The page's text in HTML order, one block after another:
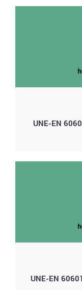
UNE-EN
UNE-EN